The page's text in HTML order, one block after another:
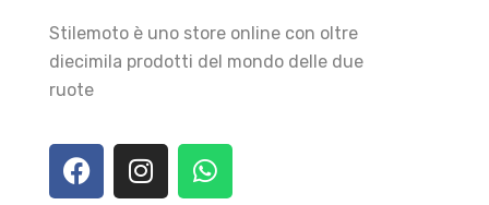
Stilemoto è uno store online con oltre
diecimila prodotti del mondo delle due
ruote